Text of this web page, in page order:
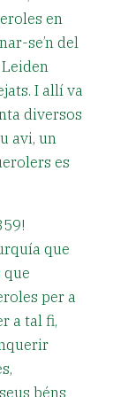
en
se’n del
I allí va
diversos
avi, un
es
que
per a
a tal fi,
béns